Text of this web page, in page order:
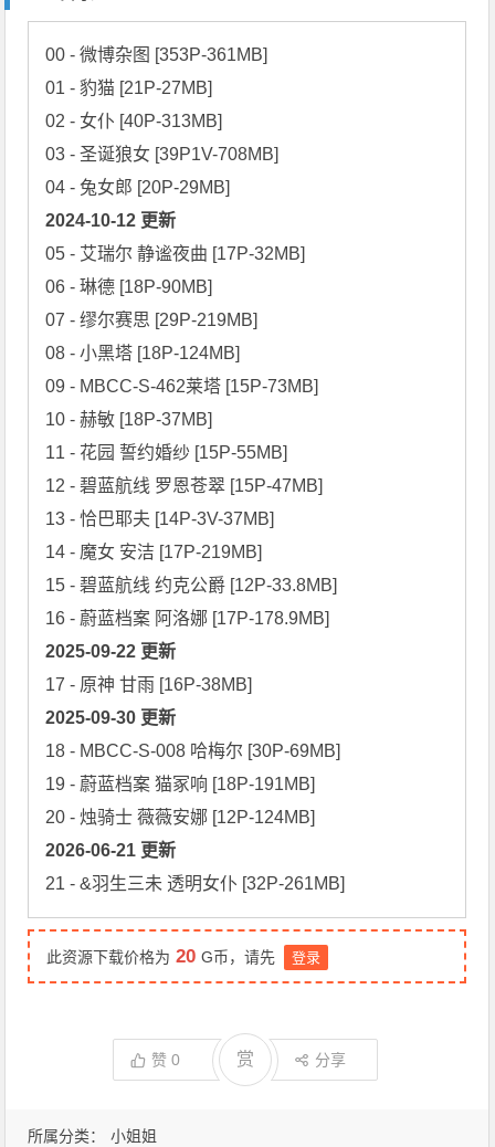
所属分类： 小姐姐
00 - 微博杂图 [353P-361MB]
01 - 豹猫 [21P-27MB]
02 - 女仆 [40P-313MB]
03 - 圣诞狼女 [39P1V-708MB]
2024-10-12 更新
05 - 艾瑞尔 静谧夜曲 [17P-32MB]
06 - 琳德 [18P-90MB]
07 - 缪尔赛思 [29P-219MB]
08 - 小黑塔 [18P-124MB]
09 - MBCC-S-462莱塔 [15P-73MB]
10 - 赫敏 [18P-37MB]
11 - 花园 誓约婚纱 [15P-55MB]
12 - 碧蓝航线 罗恩苍翠 [15P-47MB]
13 - 恰巴耶夫 [14P-3V-37MB]
14 - 魔女 安洁 [17P-219MB]
15 - 碧蓝航线 约克公爵 [12P-33.8MB]
2025-09-22 更新
2025-09-30 更新
18 - MBCC-S-008 哈梅尔 [30P-69MB]
19 - 蔚蓝档案 猫冢响 [18P-191MB]
2026-06-21 更新
21 - &羽生三未 透明女仆 [32P-261MB]
此资源下载价格为 20 G币，请先 登录
赞0 赏 分享